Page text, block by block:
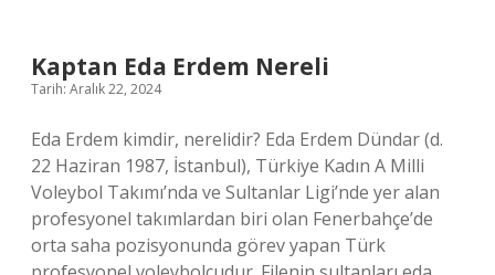
Kaptan Eda Erdem Nereli
Tarih: Aralık 22, 2024
Eda Erdem kimdir, nerelidir? Eda Erdem Dündar (d.
22 Haziran 1987, İstanbul), Türkiye Kadın A Milli
Voleybol Takımı’nda ve Sultanlar Ligi’nde yer alan
profesyonel takımlardan biri olan Fenerbahçe’de
orta saha pozisyonunda görev yapan Türk